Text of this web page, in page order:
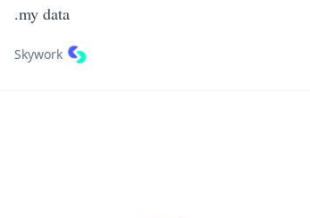
my data.
Skywork